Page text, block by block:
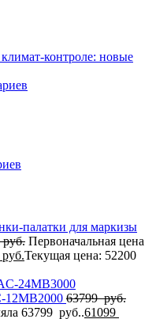
контроле: новые
палатки для маркизы
руб. Первоначальная цена
руб.Текущая цена: 52200
12MB2000 63799руб.
63799 руб..61099